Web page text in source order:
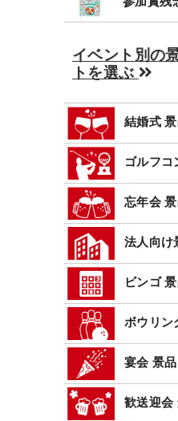
イベント別の
トを選ぶ
結婚式
ゴルフコ
忘年会
法人向け
ビンゴ
ボウリン
宴会 景品
歓送迎会